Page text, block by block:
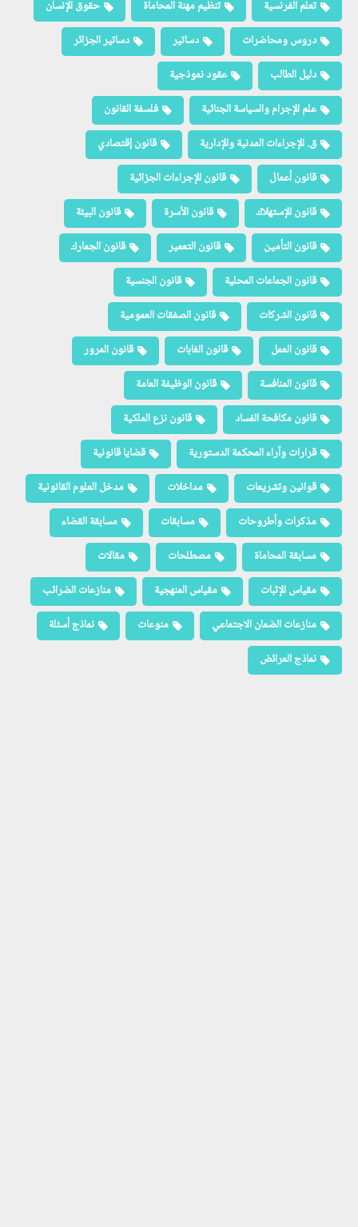
تعلم الفرنسية تنظيم مهنة المحاماة
حقوق الإنسان
دروس ومحاضرات
دساتير
دساتير الجزائر
دليل الطالب
عقود نموذجية
علم الإجرام والسياسة الجنائية
فلسفة القانون
ق. الإجراءات المدنية والإدارية
قانون إقتصادي
قانون أعمال
قانون الإجراءات الجزائية
قانون الإستهلاك
قانون الأسرة
قانون البيئة
قانون التأمين
قانون التعمير
قانون الجمارك
قانون الجماعات المحلية
قانون الجنسية
قانون الشركات
قانون الصفقات العمومية
قانون العمل
قانون الغابات
قانون المرور
قانون المنافسة
قانون الوظيفة العامة
قانون مكافحة الفساد
قانون نزع الملكية
قرارات وآراء المحكمة الدستورية
قضايا قانونية
قوانين وتشريعات
مداخلات
مدخل العلوم القانونية
مذكرات وأطروحات
مسابقات
مسابقة القضاء
مسابقة المحاماة
مصطلحات
مقالات
مقياس الإثبات
مقياس المنهجية
منازعات الضرائب
منازعات الضمان الاجتماعي
منوعات
نماذج أسئلة
نماذج العرائض